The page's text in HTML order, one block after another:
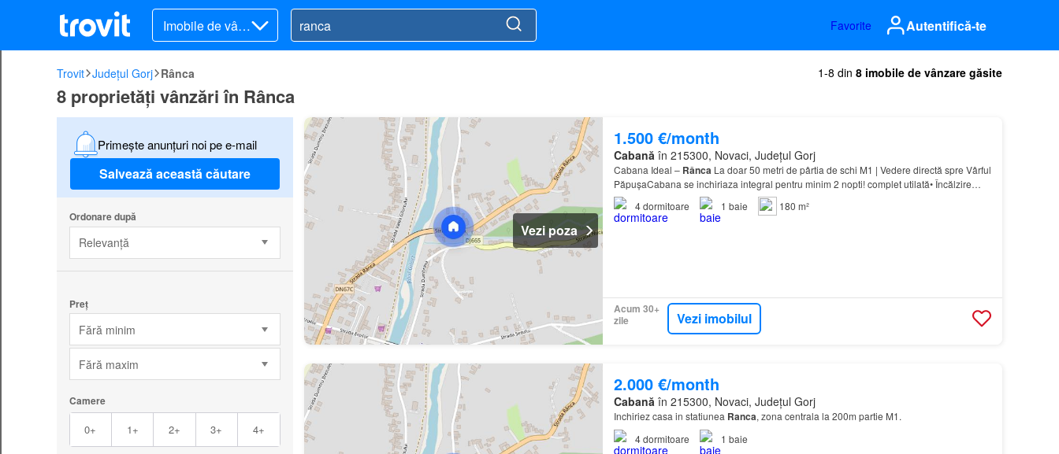
Imobile de vânz
are
Favorite Autentifică-te
Trovit Județul Gorj Rânca 1-8 din 8 imobile de vânzare găsite
8 proprietăți vânzări în Rânca
Primește anunțuri noi pe e-mail
Salvează această căutare
Ordonare după
Relevanță
Preț
Fără minim
Fără maxim
Camere
0+ 1+ 2+ 3+ 4+
Vezi poza
1.500 €/month
Cabanăîn 215300, Novaci, Județul Gorj
Cabana Ideal – Rânca La doar 50 metri de pârtia de schi M1 | Vedere directă spre Vârful
PăpușaCabana se inchiriaza integral pentru minim 2 nopti! complet utilată• Încălzire
centrală – confort maxim în orice anotimp• Vedere su…
4dormitoare 1 baie 180 m²
Acum 30+
zile
Vezi imobilul
2.000 €/month
Cabană în 215300, Novaci, Județul Gorj
Inchiriez casa in statiunea Ranca, zona centrala la 200m partie M1.
4dormitoare 1 baie